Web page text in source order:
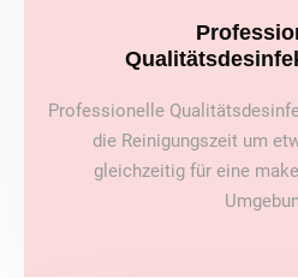
Professionelle
die Reinigungszeit um
gleichzeitig für eine